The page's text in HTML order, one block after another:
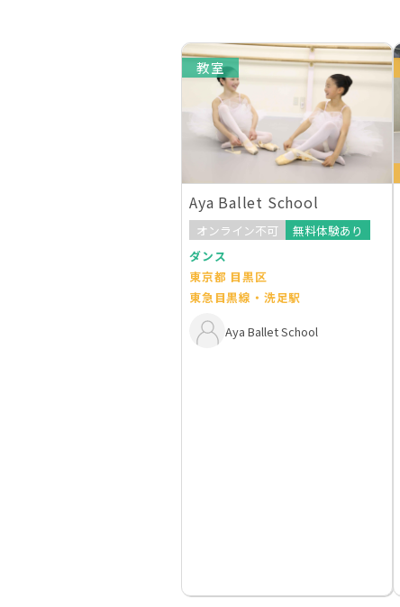
教室
Aya Ballet School
オンライン不可
無料体験あり
ダンス
東京都 目黒区
東急目黒線・洗足駅
Aya Ballet School